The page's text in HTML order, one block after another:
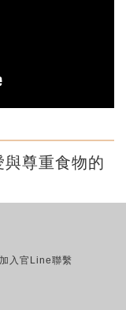
與尊重食物的
入官Line聯繫